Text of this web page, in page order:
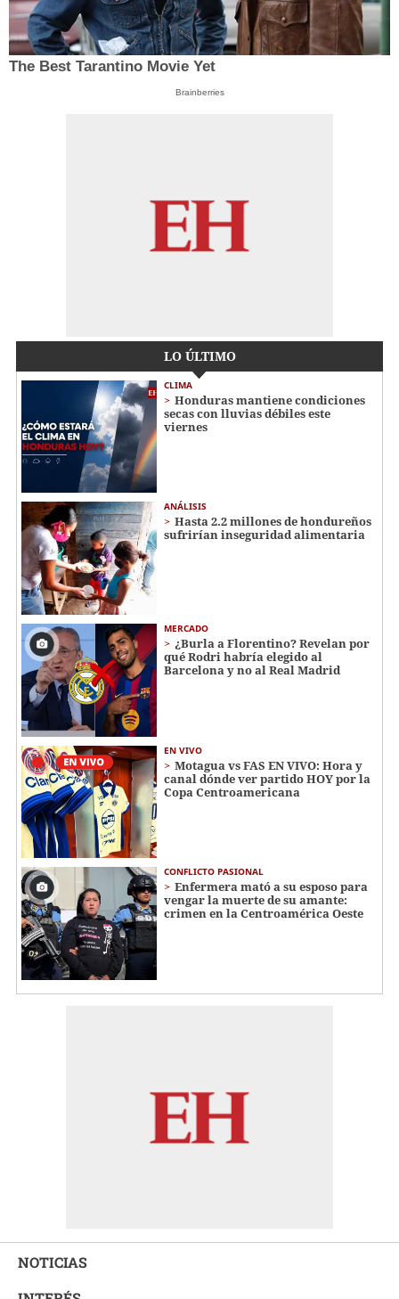
The Best Tarantino Movie Yet
Brainberries
LO ÚLTIMO
CLIMA
Honduras mantiene condiciones
secas con lluvias débiles este
viernes
ANÁLISIS
Hasta 2.2 millones de hondureños
sufrirían inseguridad alimentaria
MERCADO
¿Burla a Florentino? Revelan por
qué Rodri habría elegido al
Barcelona y no al Real Madrid
EN VIVO
Motagua vs FAS EN VIVO: Hora y
canal dónde ver partido HOY por la
Copa Centroamericana
CONFLICTO PASIONAL
Enfermera mató a su esposo para
vengar la muerte de su amante:
crimen en la Centroamérica Oeste
NOTICIAS